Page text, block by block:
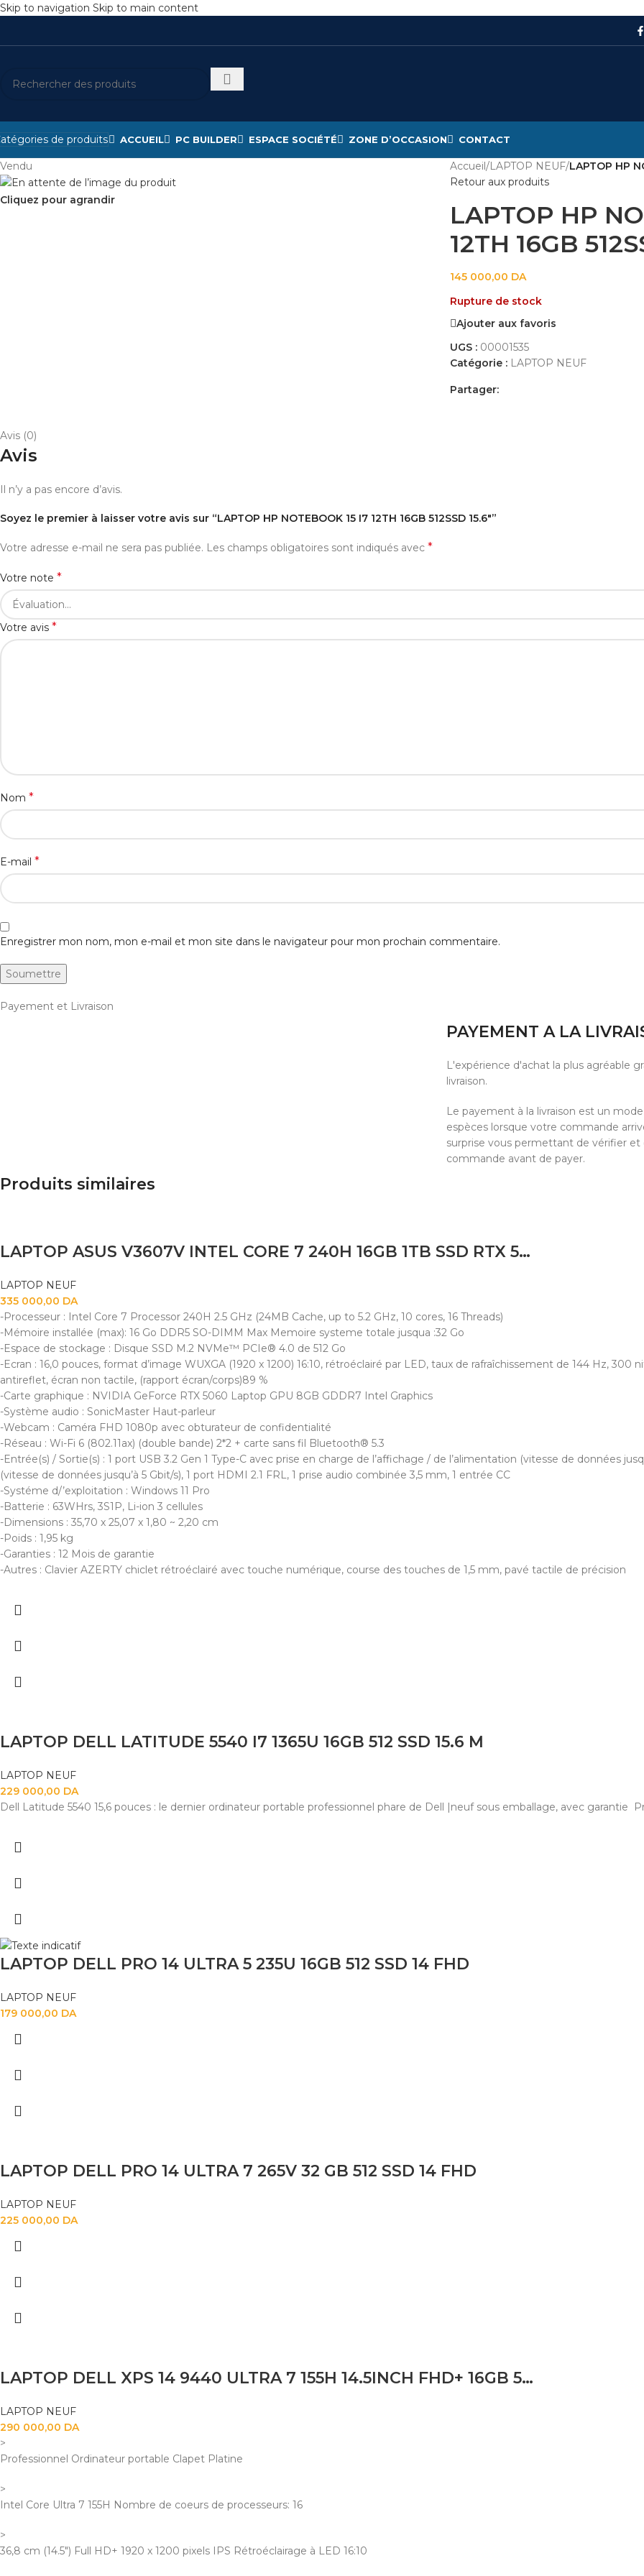
Skip to navigation Skip to main content
de produits ACCUEIL PC BUILDER ESPACE SOCIÉTÉ ZONE D’OCCASION CONTACT
Vendu
Cliquez pour agrandir
Accueil/LAPTOP NEUF/LAPTOP HP
Retour aux produits
LAPTOP HP
12TH 16GB
145 000,00 DA
Rupture de stock
Ajouter aux favoris
UGS : 00001535
Catégorie : LAPTOP NEUF
Partager:
Avis (0)
Avis
Il n’y a pas encore d’avis.
Soyez le premier à laisser votre avis sur “LAPTOP HP NOTEBOOK 15 I7 12TH 16GB 512SSD 15.6″”
Votre adresse e-mail ne sera pas publiée. Les champs obligatoires sont indiqués avec *
Votre note *
Votre avis *
Nom *
E-mail *
Enregistrer mon nom, mon e-mail et mon site dans le navigateur pour mon prochain commentaire.
Payement et Livraison
PAYEMENT A LA
L'expérience d'achat la plus agréable
livraison.
Le payement à la livraison est un
espèces lorsque votre commande
surprise vous permettant de vérifier
commande avant de payer.
Produits similaires
LAPTOP ASUS V3607V INTEL CORE 7 240H 16GB 1TB SSD RTX 5060 8GB 16 FHD
LAPTOP NEUF
335 000,00 DA
-Processeur : Intel Core 7 Processor 240H 2.5 GHz (24MB Cache, up to 5.2 GHz, 10 cores, 16 Threads)
-Mémoire installée (max): 16 Go DDR5 SO-DIMM Max Memoire systeme totale jusqua :32 Go
-Espace de stockage : Disque SSD M.2 NVMe™ PCIe® 4.0 de 512 Go
-Ecran : 16,0 pouces, format d’image WUXGA (1920 x 1200) 16:10, rétroéclairé par LED, taux de rafraîchissement de 144 Hz, 300
antireflet, écran non tactile, (rapport écran/corps)89 %
-Carte graphique : NVIDIA GeForce RTX 5060 Laptop GPU 8GB GDDR7 Intel Graphics
-Système audio : SonicMaster Haut-parleur
-Webcam : Caméra FHD 1080p avec obturateur de confidentialité
-Réseau : Wi-Fi 6 (802.11ax) (double bande) 2*2 + carte sans fil Bluetooth® 5.3
-Entrée(s) / Sortie(s) : 1 port USB 3.2 Gen 1 Type-C avec prise en charge de l’affichage / de l’alimentation (vitesse de données
(vitesse de données jusqu’à 5 Gbit/s), 1 port HDMI 2.1 FRL, 1 prise audio combinée 3,5 mm, 1 entrée CC
-Systéme d/’exploitation : Windows 11 Pro
-Batterie : 63WHrs, 3S1P, Li-ion 3 cellules
-Dimensions : 35,70 x 25,07 x 1,80 ~ 2,20 cm
-Poids : 1,95 kg
-Garanties : 12 Mois de garantie
-Autres : Clavier AZERTY chiclet rétroéclairé avec touche numérique, course des touches de 1,5 mm, pavé tactile de précision
LAPTOP DELL LATITUDE 5540 I7 1365U 16GB 512 SSD 15.6 M
LAPTOP NEUF
229 000,00 DA
Dell Latitude 5540 15,6 pouces : le dernier ordinateur portable professionnel phare de Dell |neuf sous emballage, avec garantie
LAPTOP DELL PRO 14 ULTRA 5 235U 16GB 512 SSD 14 FHD
LAPTOP NEUF
179 000,00 DA
LAPTOP DELL PRO 14 ULTRA 7 265V 32 GB 512 SSD 14 FHD
LAPTOP NEUF
225 000,00 DA
LAPTOP DELL XPS 14 9440 ULTRA 7 155H 14.5INCH FHD+ 16GB 512GB SSD 6 CELL WLAN BACKLIT KB W11P 1YPS
LAPTOP NEUF
290 000,00 DA
>
Professionnel Ordinateur portable Clapet Platine
>
Intel Core Ultra 7 155H Nombre de coeurs de processeurs: 16
>
36,8 cm (14.5") Full HD+ 1920 x 1200 pixels IPS Rétroéclairage à LED 16:10